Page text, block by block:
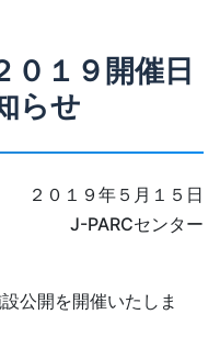
０１９開催日
らせ
２０１９年５月１５日
J-PARCセンター
公開を開催いたしま